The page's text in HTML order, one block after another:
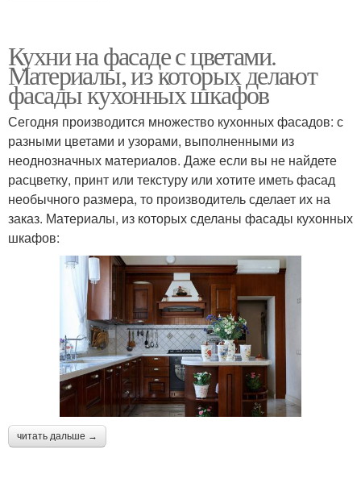
Кухни на фасаде с цветами.
Материалы, из которых делают
фасады кухонных шкафов
Сегодня производится множество кухонных фасадов: с
разными цветами и узорами, выполненными из
неоднозначных материалов. Даже если вы не найдете
расцветку, принт или текстуру или хотите иметь фасад
необычного размера, то производитель сделает их на
заказ. Материалы, из которых сделаны фасады кухонных
шкафов:
читать дальше →